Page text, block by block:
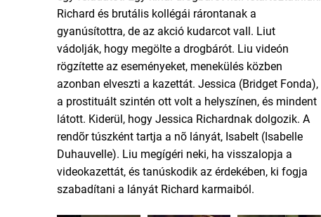
Richard és brutális kollégái rárontanak a
gyanúsítottra, de az akció kudarcot vall. Liut
vádolják, hogy megölte a drogbárót. Liu videón
rögzítette az eseményeket, menekülés közben
azonban elveszti a kazettát. Jessica (Bridget Fonda),
a prostituált szintén ott volt a helyszínen, és mindent
látott. Kiderül, hogy Jessica Richardnak dolgozik. A
rendõr túszként tartja a nõ lányát, Isabelt (Isabelle
Duhauvelle). Liu megígéri neki, ha visszalopja a
videokazettát, és tanúskodik az érdekében, ki fogja
szabadítani a lányát Richard karmaiból.